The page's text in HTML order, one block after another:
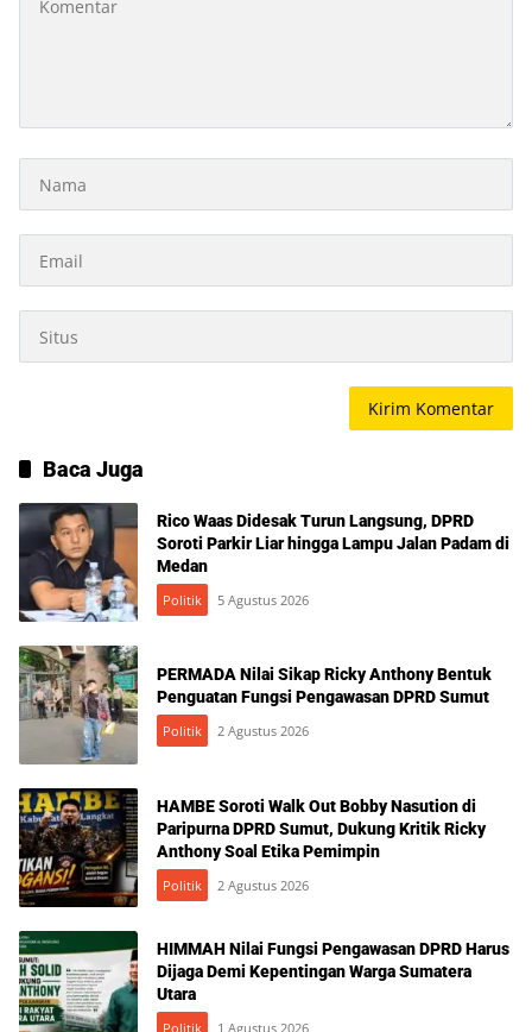
Baca Juga
Rico Waas Didesak Turun Langsung, DPRD
Soroti Parkir Liar hingga Lampu Jalan Padam di
Medan
Politik 5 Agustus 2026
PERMADA Nilai Sikap Ricky Anthony Bentuk
Penguatan Fungsi Pengawasan DPRD Sumut
Politik 2 Agustus 2026
HAMBE Soroti Walk Out Bobby Nasution di
Paripurna DPRD Sumut, Dukung Kritik Ricky
Anthony Soal Etika Pemimpin
Politik 2 Agustus 2026
HIMMAH Nilai Fungsi Pengawasan DPRD Harus
Dijaga Demi Kepentingan Warga Sumatera
Utara
Politik 1 Agustus 2026